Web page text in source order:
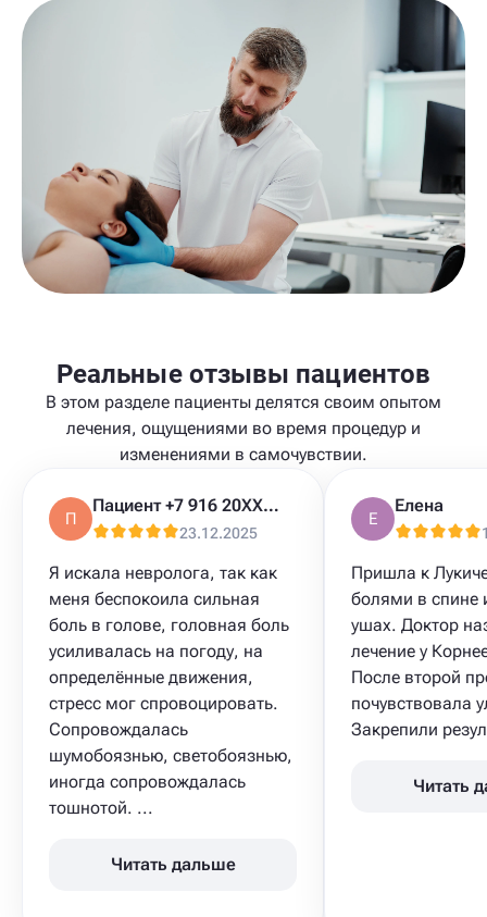
Реальные отзывы пациентов
В этом разделе пациенты делятся своим опытом
лечения, ощущениями во время процедур и
изменениями в самочувствии.
П
Пациент +7 916 20XXXXX
23.12.2025
Я искала невролога, так как
меня беспокоила сильная
боль в голове, головная боль
усиливалась на погоду, на
определённые движения,
стресс мог спровоцировать.
Сопровождалась
шумобоязнью, светобоязнью,
иногда сопровождалась
тошнотой. ...
Читать дальше
Е
Елена
Пришла к
болями в
ушах. Доктор
лечение у
После второй
почувствовала
Закрепили
Читать